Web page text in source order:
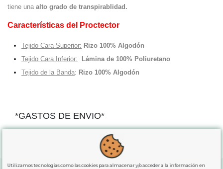
tiene una alto grado de transpirablidad.
Características del Proctector
Tejido Cara Superior: Rizo 100% Algodón
Tejido Cara Inferior:
Lámina de 100% Poliuretano
Tejido de la Banda: Rizo 100% Algodón
*GASTOS DE ENVIO*
para compras superiores a 80€
exclusiva para la peninsula.
Utilizamos tecnologías como las cookies para almacenar y/o acceder a la información en